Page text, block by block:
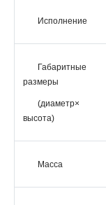
Исполнение
Габаритные
размеры
(диаметр×
высота)
Масса